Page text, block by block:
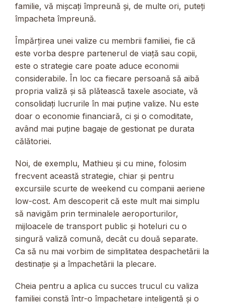
familie, vă mișcați împreună și, de multe ori, puteți
împacheta împreună.
Împărțirea unei valize cu membrii familiei, fie că
este vorba despre partenerul de viață sau copii,
este o strategie care poate aduce economii
considerabile. În loc ca fiecare persoană să aibă
propria valiză și să plătească taxele asociate, vă
consolidați lucrurile în mai puține valize. Nu este
doar o economie financiară, ci și o comoditate,
având mai puține bagaje de gestionat pe durata
călătoriei.
Noi, de exemplu, Mathieu și cu mine, folosim
frecvent această strategie, chiar și pentru
excursiile scurte de weekend cu companii aeriene
low-cost. Am descoperit că este mult mai simplu
să navigăm prin terminalele aeroporturilor,
mijloacele de transport public și hoteluri cu o
singură valiză comună, decât cu două separate.
Ca să nu mai vorbim de simplitatea despachetării la
destinație și a împachetării la plecare.
Cheia pentru a aplica cu succes trucul cu valiza
familiei constă într-o împachetare inteligentă și o